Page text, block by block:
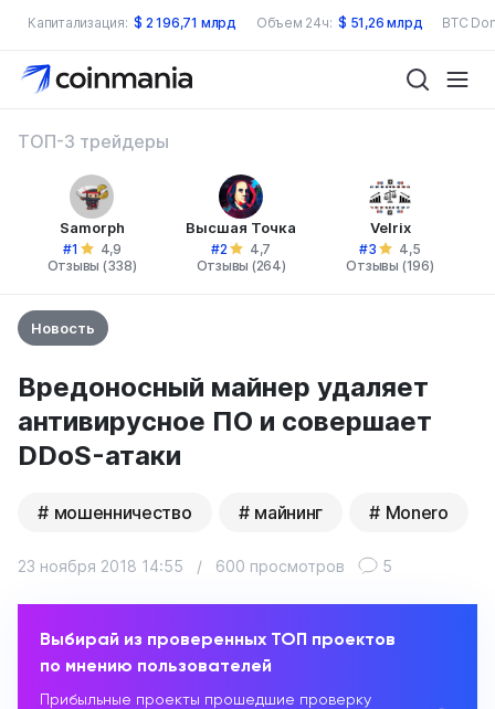
Капитализация: $ 2 196,71 млрд Объем 24ч: $ 51,26 млрд BTC
ТОП-3 трейдеры
Samorph
#1
4,9
Отзывы (338)
Высшая Точка
#2
4,7
Отзывы (264)
Velrix
#3
4,5
Отзывы (196)
Новость
Вредоносный майнер удаляет
антивирусное ПО и совершает
DDoS-атаки
мошенничество майнинг Monero
23 ноября 2018 14:55 / 600 просмотров 5
Выбирай из проверенных ТОП проектов
по мнению пользователей
Прибыльные проекты прошедшие проверку